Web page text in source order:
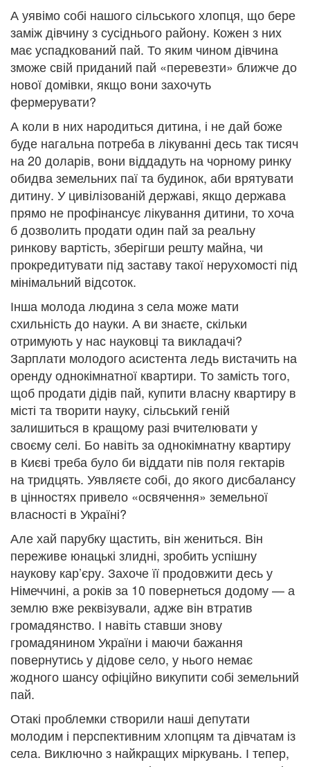
А уявімо собі нашого сільського хлопця, що бере
заміж дівчину з сусіднього району. Кожен з них
має успадкований пай. То яким чином дівчина
зможе свій приданий пай «перевезти» ближче до
нової домівки, якщо вони захочуть
фермерувати?
А коли в них народиться дитина, і не дай боже
буде нагальна потреба в лікуванні десь так тисяч
на 20 доларів, вони віддадуть на чорному ринку
обидва земельних паї та будинок, аби врятувати
дитину. У цивілізованій державі, якщо держава
прямо не профінансує лікування дитини, то хоча
б дозволить продати один пай за реальну
ринкову вартість, зберігши решту майна, чи
прокредитувати під заставу такої нерухомості під
мінімальний відсоток.
Інша молода людина з села може мати
схильність до науки. А ви знаєте, скільки
отримують у нас науковці та викладачі?
Зарплати молодого асистента ледь вистачить на
оренду однокімнатної квартири. То замість того,
щоб продати дідів пай, купити власну квартиру в
місті та творити науку, сільський геній
залишиться в кращому разі вчителювати у
своєму селі. Бо навіть за однокімнатну квартиру
в Києві треба було би віддати пів поля гектарів
на тридцять. Уявляєте собі, до якого дисбалансу
в цінностях привело «освячення» земельної
власності в Україні?
Але хай парубку щастить, він жениться. Він
переживе юнацькі злидні, зробить успішну
наукову кар’єру. Захоче її продовжити десь у
Німеччині, а років за 10 повернеться додому — а
землю вже реквізували, адже він втратив
громадянство. І навіть ставши знову
громадянином України і маючи бажання
повернутись у дідове село, у нього немає
жодного шансу офіційно викупити собі земельний
пай.
Отакі проблемки створили наші депутати
молодим і перспективним хлопцям та дівчатам із
села. Виключно з найкращих міркувань. І тепер,